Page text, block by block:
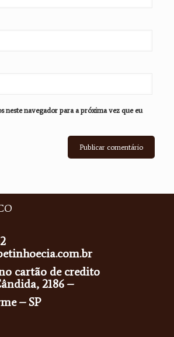
neste navegador para a próxima vez que eu
cartão de credito
2186 –
– SP